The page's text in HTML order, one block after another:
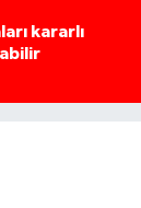
kararlı